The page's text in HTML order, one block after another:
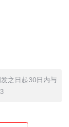
之日起30日内与